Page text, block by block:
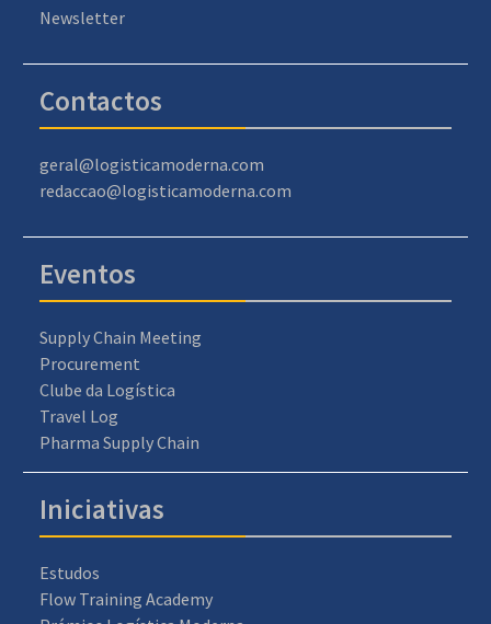
Newsletter
Contactos
geral@logisticamoderna.com
redaccao@logisticamoderna.com
Eventos
Supply Chain Meeting
Procurement
Clube da Logística
Travel Log
Pharma Supply Chain
Iniciativas
Estudos
Flow Training Academy